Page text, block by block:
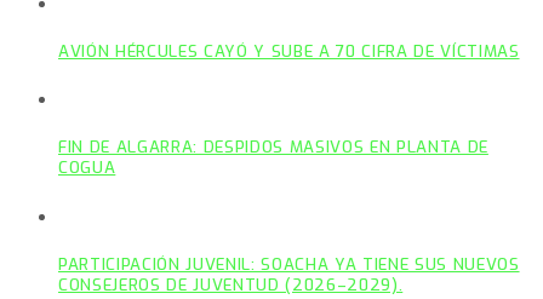
AVIÓN HÉRCULES CAYÓ Y SUBE A 70 CIFRA DE VÍCTIMAS
FIN DE ALGARRA: DESPIDOS MASIVOS EN PLANTA DE
COGUA
PARTICIPACIÓN JUVENIL: SOACHA YA TIENE SUS NUEVOS
CONSEJEROS DE JUVENTUD (2026–2029).